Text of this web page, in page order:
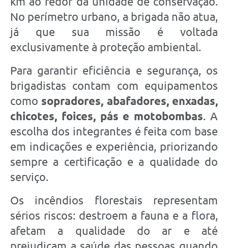
No perímetro urbano, a brigada não atua,
já que sua missão é voltada
exclusivamente à proteção ambiental.
Para garantir eficiência e segurança, os
brigadistas contam com equipamentos
como sopradores, abafadores, enxadas,
chicotes, foices, pás e motobombas. A
escolha dos integrantes é feita com base
em indicações e experiência, priorizando
sempre a certificação e a qualidade do
serviço.
Os incêndios florestais representam
sérios riscos: destroem a fauna e a flora,
afetam a qualidade do ar e até